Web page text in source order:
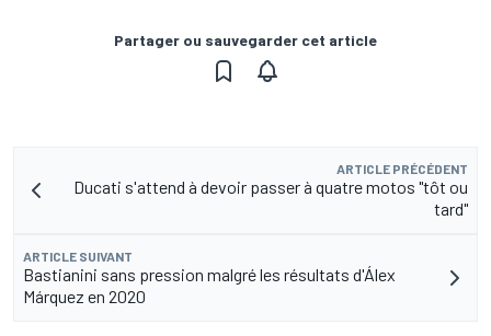
Partager ou sauvegarder cet article
ARTICLE PRÉCÉDENT
Ducati s'attend à devoir passer à quatre motos "tôt ou
tard"
ARTICLE SUIVANT
Bastianini sans pression malgré les résultats d'Álex
Márquez en 2020